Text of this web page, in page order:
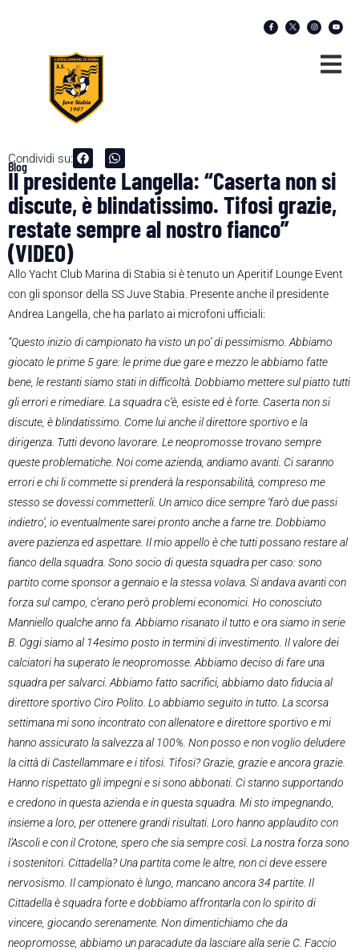
Condividi su:
Blog
Il presidente Langella: “Caserta non si
discute, è blindatissimo. Tifosi grazie,
restate sempre al nostro fianco”
(VIDEO)
Allo Yacht Club Marina di Stabia si è tenuto un Aperitif Lounge Event
con gli sponsor della SS Juve Stabia. Presente anche il presidente
Andrea Langella, che ha parlato ai microfoni ufficiali:
“Questo inizio di campionato ha visto un po’ di pessimismo. Abbiamo
giocato le prime 5 gare: le prime due gare e mezzo le abbiamo fatte
bene, le restanti siamo stati in difficoltà. Dobbiamo mettere sul piatto tutti
gli errori e rimediare. La squadra c’è, esiste ed è forte. Caserta non si
discute, è blindatissimo. Come lui anche il direttore sportivo e la
dirigenza. Tutti devono lavorare. Le neopromosse trovano sempre
queste problematiche. Noi come azienda, andiamo avanti. Ci saranno
errori e chi li commette si prenderà la responsabilità, compreso me
stesso se dovessi commetterli. Un amico dice sempre ‘farò due passi
indietro’, io eventualmente sarei pronto anche a farne tre. Dobbiamo
avere pazienza ed aspettare. Il mio appello è che tutti possano restare al
fianco della squadra. Sono socio di questa squadra per caso: sono
partito come sponsor a gennaio e la stessa volava. Si andava avanti con
forza sul campo, c’erano però problemi economici. Ho conosciuto
Manniello qualche anno fa. Abbiamo risanato il tutto e ora siamo in serie
B. Oggi siamo al 14esimo posto in termini di investimento. Il valore dei
calciatori ha superato le neopromosse. Abbiamo deciso di fare una
squadra per salvarci. Abbiamo fatto sacrifici, abbiamo dato fiducia al
direttore sportivo Ciro Polito. Lo abbiamo seguito in tutto. La scorsa
settimana mi sono incontrato con allenatore e direttore sportivo e mi
hanno assicurato la salvezza al 100%. Non posso e non voglio deludere
la città di Castellammare e i tifosi. Tifosi? Grazie, grazie e ancora grazie.
Hanno rispettato gli impegni e si sono abbonati. Ci stanno supportando
e credono in questa azienda e in questa squadra. Mi sto impegnando,
insieme a loro, per ottenere grandi risultati. Loro hanno applaudito con
l’Ascoli e con il Crotone, spero che sia sempre così. La nostra forza sono
i sostenitori. Cittadella? Una partita come le altre, non ci deve essere
nervosismo. Il campionato è lungo, mancano ancora 34 partite. Il
Cittadella è squadra forte e dobbiamo affrontarla con lo spirito di
vincere, giocando serenamente. Non dimentichiamo che da
neopromosse, abbiamo un paracadute da lasciare alla serie C. Faccio